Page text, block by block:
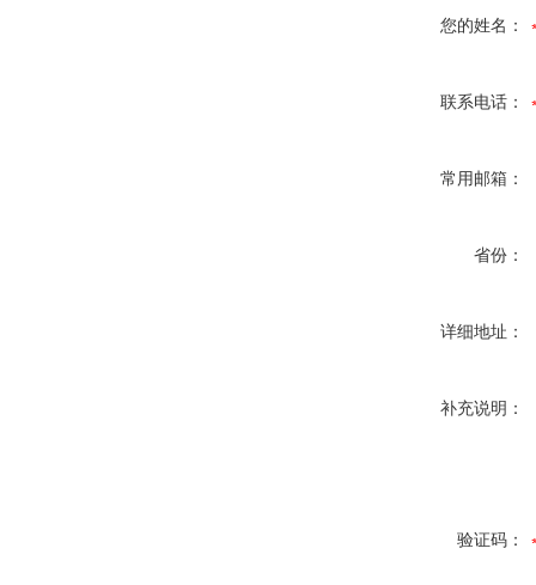
您的姓名：
联系电话：
常用邮箱：
省份：
详细地址：
补充说明：
验证码：